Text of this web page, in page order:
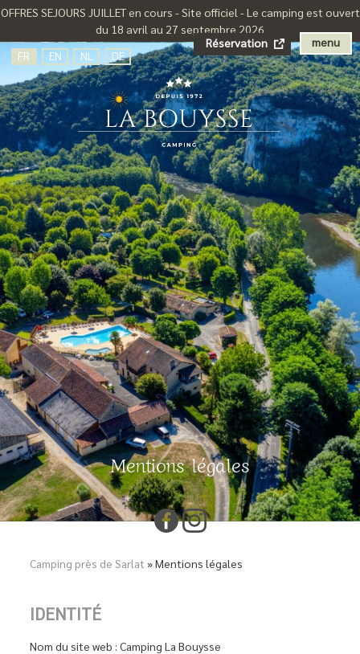
OFFRES SEJOURS JUILLET en cours - Site officiel - Le camping est ouvert
du 18 avril au 27 septembre 2026
menu
FR
EN NL DE
Mentions légales
Réservation
Camping près de Sarlat »Mentions légales
IDENTITÉ
Nom du site web : Camping La Bouysse